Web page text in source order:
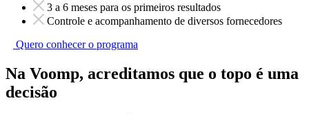
3 a 6 meses para os primeiros resultados
Controle e acompanhamento de diversos fornecedores
Quero conhecer o programa
Na Voomp, acreditamos que o topo é uma
decisão